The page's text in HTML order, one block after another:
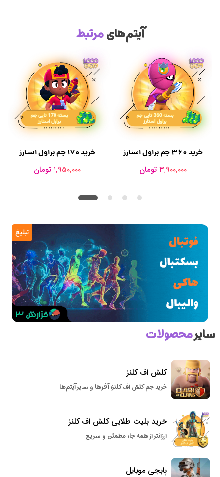
آیتم‌هایمرتبط
خرید 170 جم براول استارز
1,950,000 تومان
خرید 360 جم براول استارز
3,900,000 تومان
تبلیغ
سایرمحصولات
کلش اف کلنز
خرید جم کلش اف کلنز، آفرها و سایر آیتم‌ها
خرید بلیت طلایی کلش اف کلنز
ارزانتر از همه جا، مطمئن و سریع
پابجی موبایل